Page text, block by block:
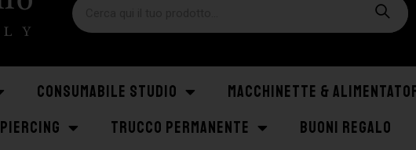
CONSUMABILE STUDIO
MACCHINETTE &
PIERCING
TRUCCO PERMANENTE BUONI REGALO